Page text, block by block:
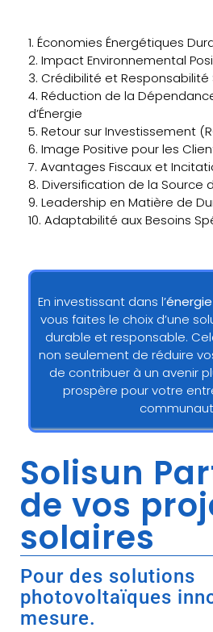
1. Économies Énergétiques
2. Impact Environnemental
3. Crédibilité et Responsabilité
4. Réduction de la
d’Énergie
5. Retour sur Investissement
6. Image Positive pour les
7. Avantages Fiscaux et
8. Diversification de la Source
9. Leadership en Matière de
10. Adaptabilité aux Besoins
En investissant dans l’
vous faites le choix d’une
durable et responsable.
non seulement de réduire
de contribuer à un avenir
prospère pour votre
Solisun
de vos
solaires
Pour des solutions
photovoltaïques
mesure.